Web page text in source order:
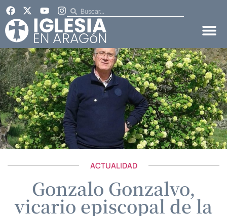
ACTUALIDAD
Gonzalo Gonzalvo,
vicario episcopal de la